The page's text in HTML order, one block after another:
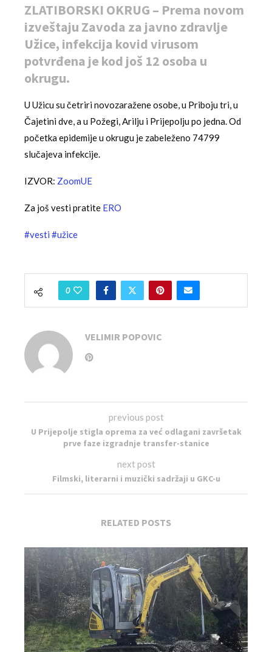
ZLATIBORSKI OKRUG – Prema novom
izveštaju Zavoda za javno zdravlje
Užice, infekcija kovid virusom
potvrđena je kod još 12 osoba u
okrugu.
U Užicu su četriri novozaražene osobe, u Priboju tri, u
Čajetini dve, a u Požegi, Arilju i Prijepolju po jedna. Od
početka epidemije u okrugu je zabeleženo 74799
slučajeva infekcije.
IZVOR: ZoomUE
Za još vesti pratite ERO
#vesti #užice
0
VELIMIR POPOVIC
previous post
U Prijepolje stigla oprema za već odlagani završetak
prve faze izgradnje transfer-stanice
next post
Filmski, literarni i muzički sadržaji u GKC-u
RELATED POSTS